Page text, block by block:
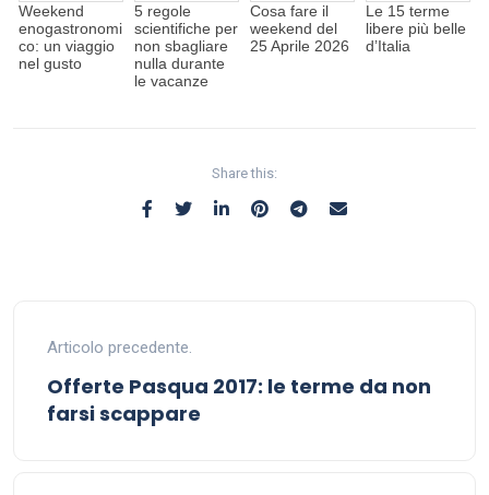
Weekend
enogastronomi
co: un viaggio
nel gusto
5 regole
scientifiche per
non sbagliare
nulla durante
le vacanze
Cosa fare il
weekend del
25 Aprile 2026
Le 15 terme
libere più belle
d’Italia
Share this:
Articolo precedente.
Offerte Pasqua 2017: le terme da non
farsi scappare